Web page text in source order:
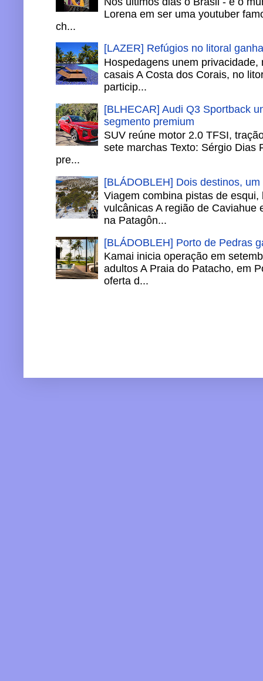
Lorena em ser uma youtuber
ch...
[LAZER] Refúgios no litoral
Hospedagens unem
casais A Costa dos Corais, no
particip...
[BLHECAR] Audi Q3 Sportback
segmento premium
SUV reúne motor 2.0 TFSI,
sete marchas Texto: Sérgio Dias
pre...
[BLÁDOBLEH] Dois destinos,
Viagem combina pistas de
vulcânicas A região de Caviahue
na Patagôn...
[BLÁDOBLEH] Porto de Pedras
Kamai inicia operação em
adultos A Praia do Patacho, em
oferta d...